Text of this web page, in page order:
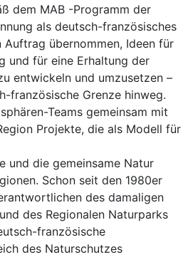
dem MAB -Programm der
als deutsch-französisches
Auftrag übernommen, Ideen für
und für eine Erhaltung der
entwickeln und umzusetzen –
französische Grenze hinweg.
Teams gemeinsam mit
Projekte, die als Modell für
und die gemeinsame Natur
Schon seit den 1980er
des damaligen
des Regionalen Naturparks
französische
des Naturschutzes